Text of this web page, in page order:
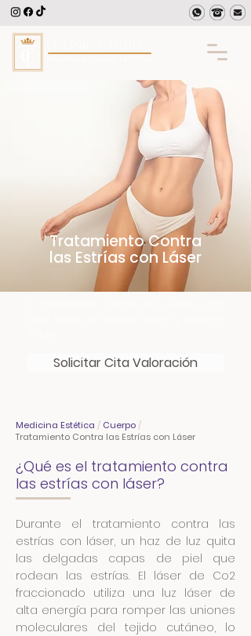
Tratamiento Contra
las Estrías con Láser
Solicitar Cita Valoración
Medicina Estética / Cuerpo /
Tratamiento Contra las Estrías con Láser
¿Qué es el tratamiento contra
las estrías con láser?
Durante el tratamiento contra las
estrías con láser, un haz de luz quita
las delgadas capas de piel que
rodean las estrías. El láser de Co2
fraccionado utiliza una luz láser de
alta energía para romper las uniones
moleculares del tejido cutáneo, lo